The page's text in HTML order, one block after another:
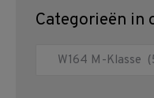
Categorieën in